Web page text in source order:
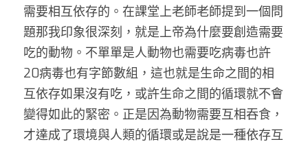
需要相互依存的。在課堂上老師老師提到一個問
題那我印象很深刻，就是上帝為什麼要創造需要
吃的動物。不單單是人動物也需要吃病毒也許
20病毒也有字節數組，這也就是生命之間的相
互依存如果沒有吃，或許生命之間的循環就不會
變得如此的緊密。正是因為動物需要互相吞食，
才達成了環境與人類的循環或是說是一種依存互